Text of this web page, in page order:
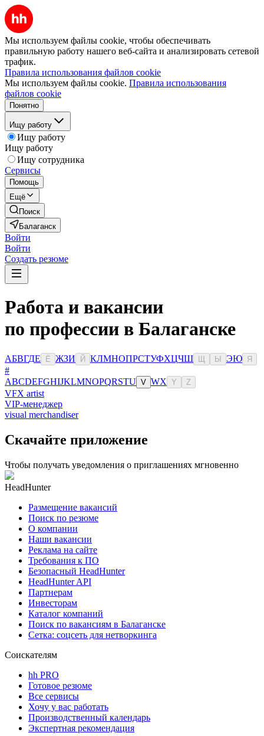
Мы используем файлы cookie, чтобы обеспечивать
правильную работу нашего веб-сайта и анализировать сетевой
трафик.
Правила использования файлов cookie
Мы используем файлы cookie. Правила использования
файлов cookie
Понятно
Ищу работу
Ищу работу
Ищу работу
Ищу сотрудника
Сервисы
Помощь
Ещё
Поиск
Балаганск
Войти
Войти
Создать резюме
Работа и вакансии
по профессии в Балаганске
АБВГДЕ Ё ЖЗИ Й КЛМНОПРСТУФХЦЧШ Ы ЭЮ Я
#
ABCDEFGHIJKLMNOPQRSTU V WX Y Z
VFX artist
VIP-менеджер
visual merchandiser
Скачайте приложение
Чтобы получать уведомления о приглашениях мгновенно
HeadHunter
Размещение вакансий
Поиск по резюме
О компании
Наши вакансии
Реклама на сайте
Требования к ПО
Безопасный HeadHunter
HeadHunter API
Партнерам
Инвесторам
Каталог компаний
Поиск по вакансиям в Балаганске
Сетка: соцсеть для нетворкинга
Соискателям
hh PRO
Готовое резюме
Все сервисы
Хочу у вас работать
Производственный календарь
Экспертная рекомендация